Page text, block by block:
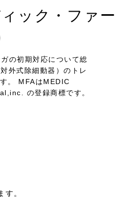
ック・ファー
の初期対応について総
外式除細動器）のトレ
。 MFAはMEDIC
の登録商標です。
す。